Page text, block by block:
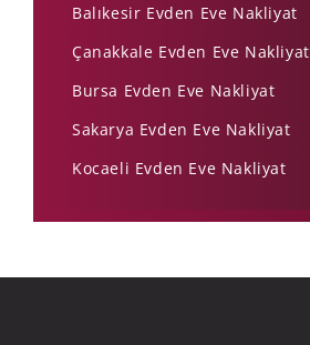
Balıkesir Evden Eve Nakliyat
Çanakkale Evden Eve Nakliyat
Bursa Evden Eve Nakliyat
Sakarya Evden Eve Nakliyat
Kocaeli Evden Eve Nakliyat